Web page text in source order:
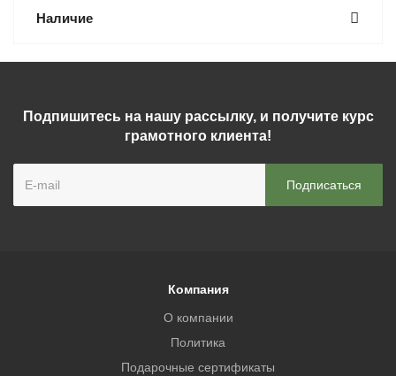
Наличие
Подпишитесь на нашу рассылку, и получите курс
грамотного клиента!
Компания
О компании
Политика
Подарочные сертификаты